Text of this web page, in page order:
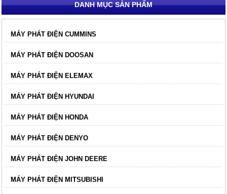
DANH MỤC SẢN PHẨM
MÁY PHÁT ĐIỆN CUMMINS
MÁY PHÁT ĐIỆN DOOSAN
MÁY PHÁT ĐIỆN ELEMAX
MÁY PHÁT ĐIỆN HYUNDAI
MÁY PHÁT ĐIỆN HONDA
MÁY PHÁT ĐIỆN DENYO
MÁY PHÁT ĐIỆN JOHN DEERE
MÁY PHÁT ĐIỆN MITSUBISHI